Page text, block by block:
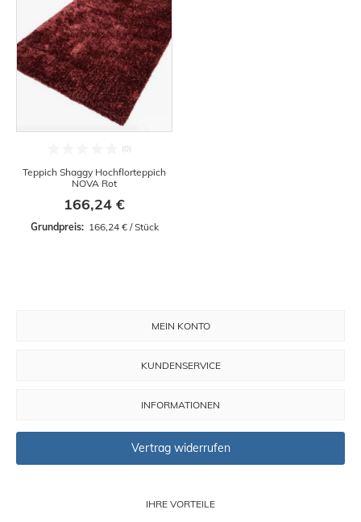
Teppich Shaggy Hochflorteppich
NOVA Rot
166,24 €
Grundpreis: 166,24 € / Stück
IHRE VORTEILE
MEIN KONTO
KUNDENSERVICE
INFORMATIONEN
Vertrag widerrufen